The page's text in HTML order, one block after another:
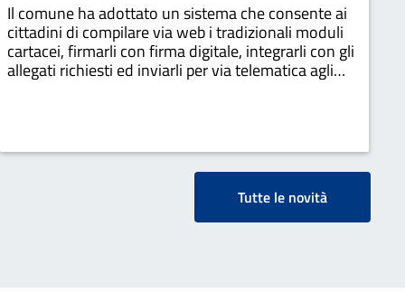
Il comune ha adottato un sistema che consente ai
cittadini di compilare via web i tradizionali moduli
cartacei, firmarli con firma digitale, integrarli con gli
allegati richiesti ed inviarli per via telematica agli
qualsiasi altra carta nazionale dei servizi
Tutte le novità